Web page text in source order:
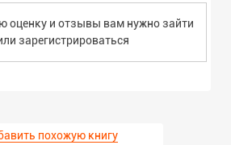
оценку и отзывы вам нужно зайти
зарегистрироваться
похожую книгу